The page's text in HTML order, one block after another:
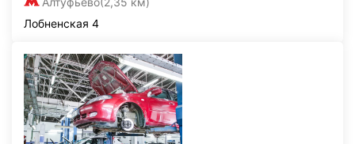
Лобненская 4